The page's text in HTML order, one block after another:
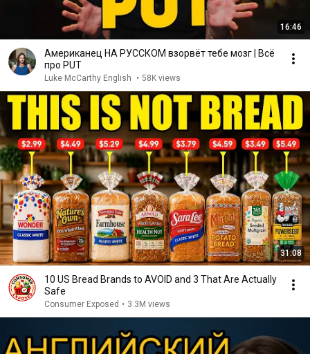
16:46
Американец НА РУССКОМ взорвёт тебе мозг | Всё
про PUT
Luke McCarthy English • 58K views
31:08
10 US Bread Brands to AVOID and 3 That Are Actually
Safe
Consumer Exposed • 3.3M views